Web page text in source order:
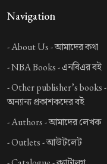
Navigation
-About Us -আমাদের কথা
-NBA Books -এনবিএর বই
-Other publisher’s books -
অন্যান্য প্রকাশকদের বই
-Authors -আমাদের লেখক
-Outlets -আউটলেট